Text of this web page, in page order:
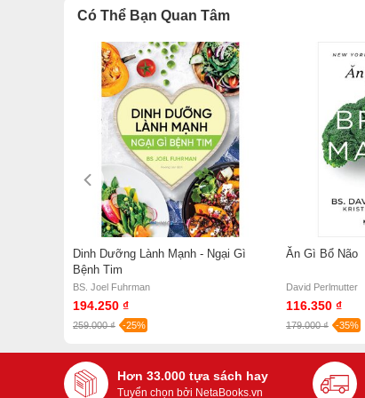
Có Thể Bạn Quan Tâm
Dinh Dưỡng Lành Mạnh - Ngại Gì
Bệnh Tim
BS. Joel Fuhrman
194.250 ₫
259.000 ₫ -25%
Ăn Gì Bổ Não
David Perlmutter
116.350 ₫
179.000 ₫ -35%
Hơn 33.000 tựa sách hay
Tuyển chọn bởi NetaBooks.vn